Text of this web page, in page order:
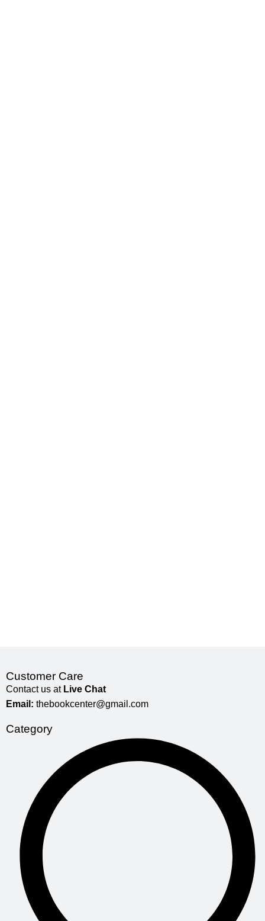
Customer Care
Contact us at Live Chat
Email: thebookcenter@gmail.com
Category